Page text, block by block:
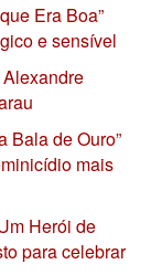
Era Boa”
e sensível
Bala de Ouro”
mais
Herói de
para celebrar